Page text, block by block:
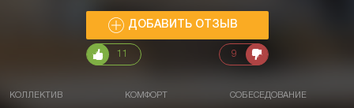
ДОБАВИТЬ ОТЗЫВ
11 9
КОЛЛЕКТИВ КОМФОРТ СОБЕСЕДОВАНИЕ